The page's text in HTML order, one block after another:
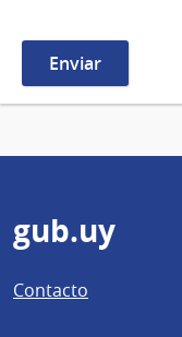
Pie
de
página
gub.uy
Contacto